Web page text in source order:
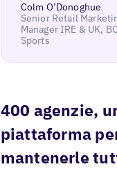
Colm O’Donoghue
Senior Retail
Manager IRE & UK,
Sports
400 agenzie,
piattaforma
mantenerle